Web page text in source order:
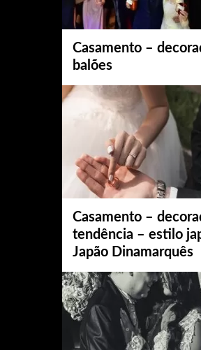
Casamento –
balões
Casamento –
tendência – estilo
Japão Dinamarquês